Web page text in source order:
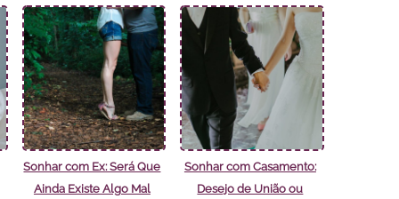
Sonhar com Ex: Será Que
Ainda Existe Algo Mal
Sonhar com Casamento:
Desejo de União ou